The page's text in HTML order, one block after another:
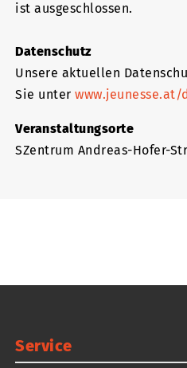
ist ausgeschlossen.
Datenschutz
Unsere aktuellen
Sie unter
Veranstaltungsorte
SZentrum Andreas-Hofer-
Service